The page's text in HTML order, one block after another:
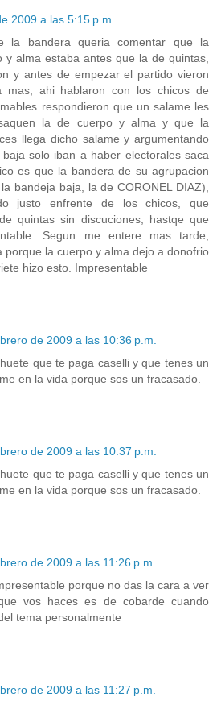
2009 a las 5:15 p.m.
la bandera queria comentar que la
y alma estaba antes que la de quintas,
y antes de empezar el partido vieron
mas, ahi hablaron con los chicos de
respondieron que un salame les
la de cuerpo y alma y que la
llega dicho salame y argumentando
solo iban a haber electorales saca
es que la bandera de su agrupacion
bandeja baja, la de CORONEL DIAZ),
justo enfrente de los chicos, que
quintas sin discuciones, hastqe que
Segun me entere mas tarde,
porque la cuerpo y alma dejo a donofrio
hizo esto. Impresentable
de 2009 a las 10:36 p.m.
que te paga caselli y que tenes un
en la vida porque sos un fracasado.
de 2009 a las 10:37 p.m.
que te paga caselli y que tenes un
en la vida porque sos un fracasado.
de 2009 a las 11:26 p.m.
porque no das la cara a ver
vos haces es de cobarde cuando
tema personalmente
de 2009 a las 11:27 p.m.